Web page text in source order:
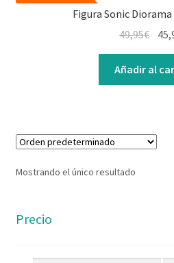
Figura Sonic
49,95€
Añadir al
Mostrando el único resultado
Precio